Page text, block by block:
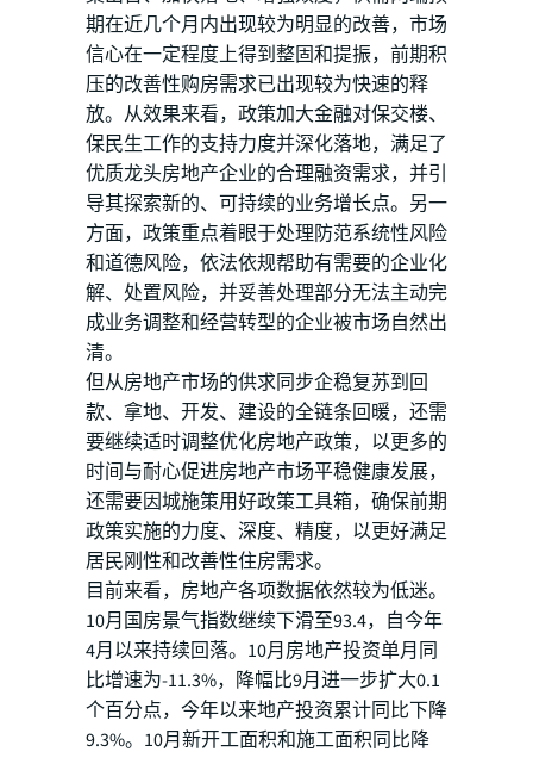
期在近几个月内出现较为明显的改善，市场
信心在一定程度上得到整固和提振，前期积
压的改善性购房需求已出现较为快速的释
放。从效果来看，政策加大金融对保交楼、
保民生工作的支持力度并深化落地，满足了
优质龙头房地产企业的合理融资需求，并引
导其探索新的、可持续的业务增长点。另一
方面，政策重点着眼于处理防范系统性风险
和道德风险，依法依规帮助有需要的企业化
解、处置风险，并妥善处理部分无法主动完
成业务调整和经营转型的企业被市场自然出
清。
但从房地产市场的供求同步企稳复苏到回
款、拿地、开发、建设的全链条回暖，还需
要继续适时调整优化房地产政策，以更多的
时间与耐心促进房地产市场平稳健康发展，
还需要因城施策用好政策工具箱，确保前期
政策实施的力度、深度、精度，以更好满足
居民刚性和改善性住房需求。
目前来看，房地产各项数据依然较为低迷。
10月国房景气指数继续下滑至93.4，自今年
4月以来持续回落。10月房地产投资单月同
比增速为-11.3%，降幅比9月进一步扩大0.1
个百分点，今年以来地产投资累计同比下降
9.3%。10月新开工面积和施工面积同比降